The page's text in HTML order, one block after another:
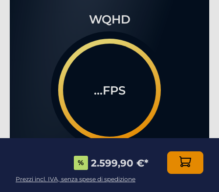
WQHD
...FPS
4K
% 2.599,90 €*
Prezzi incl. IVA, senza spese di spedizione